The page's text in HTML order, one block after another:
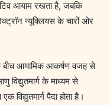
आयाम रखता है, जबकि
न्यूक्लियस के चारों ओर
बीच आयामिक आकर्षण वजह से
विद्युतमार्ग के माध्यम से
पैदा होता है।